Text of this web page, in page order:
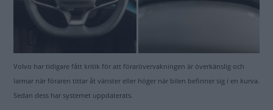
Volvo har tidigare fått kritik för att förarövervakningen är överkänslig och
larmar när föraren tittar åt vänster eller höger när bilen befinner sig i en kurva.
Sedan dess har systemet uppdaterats.